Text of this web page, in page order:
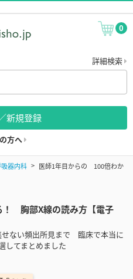
0
詳細検索
新規登録
方へ
器内科
医師1年目からの 100倍わか
胸部X線の読み方【電子
せない頻出所見まで 臨床で本当に
してまとめました